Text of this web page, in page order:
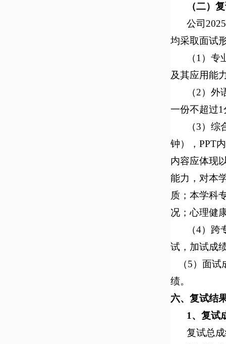
（二）
公司
均采取面试
（1） 专
及其应用能
（2） 外
一份不超过
（3） 综
钟），PPT
内容应体现
能力，对本
质；本学科
况；心理健
（4）
试，加试成
（5）面试
绩。
六、复试结
1、复试
复试总